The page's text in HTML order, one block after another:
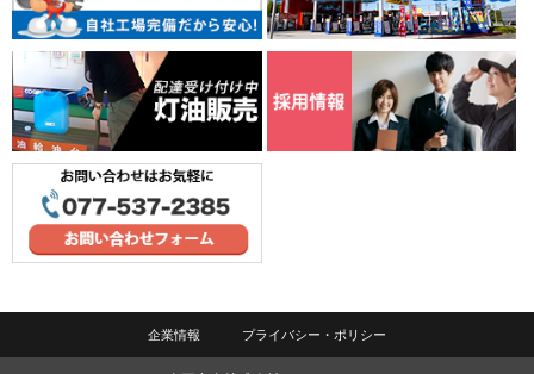
企業情報 プライバシー・ポリシー